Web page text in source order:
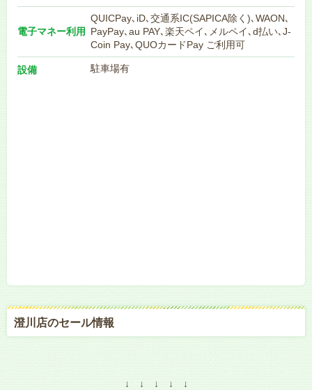
電子マネー利用
QUICPay､iD､交通系IC(SAPICA除く)､WAON､
PayPay､au PAY､楽天ペイ､メルペイ､d払い､J-
Coin Pay､QUOカードPay ご利用可
設備 駐車場有
澄川店のセール情報
↓ ↓ ↓ ↓ ↓